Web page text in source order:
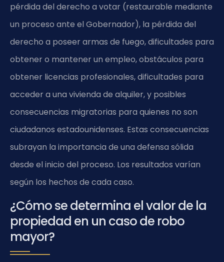
pérdida del derecho a votar (restaurable mediante
un proceso ante el Gobernador), la pérdida del
derecho a poseer armas de fuego, dificultades para
obtener o mantener un empleo, obstáculos para
obtener licencias profesionales, dificultades para
acceder a una vivienda de alquiler, y posibles
consecuencias migratorias para quienes no son
ciudadanos estadounidenses. Estas consecuencias
subrayan la importancia de una defensa sólida
desde el inicio del proceso. Los resultados varían
según los hechos de cada caso.
¿Cómo se determina el valor de la
propiedad en un caso de robo
mayor?